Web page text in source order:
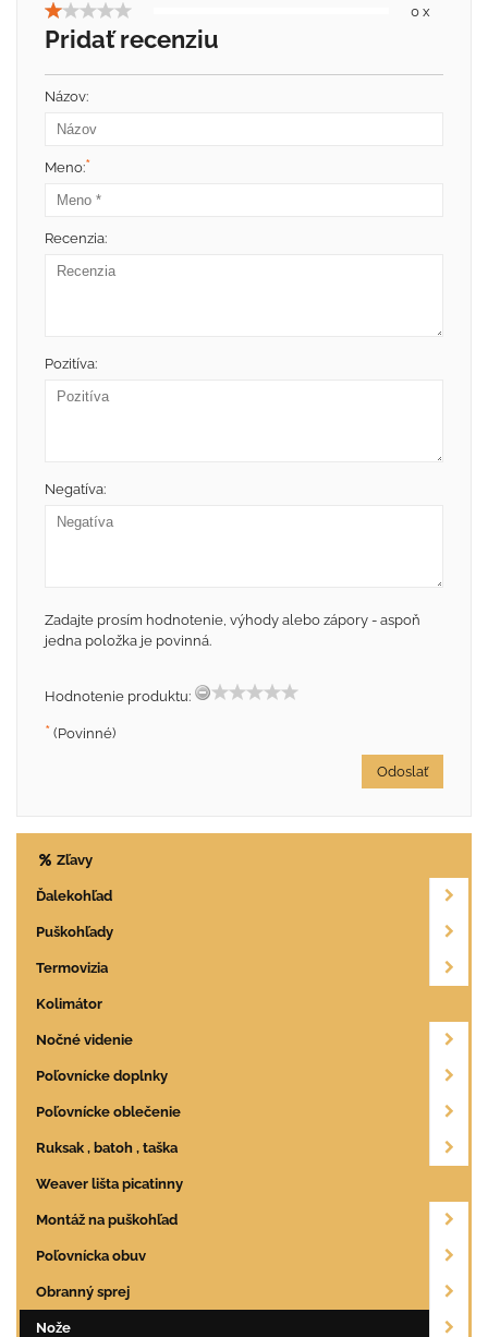
0 x
Pridať recenziu
Názov:
Meno:*
Recenzia:
Pozitíva:
Negatíva:
Zadajte prosím hodnotenie, výhody alebo zápory - aspoň
jedna položka je povinná.
Hodnotenie produktu:
* (Povinné)
Odoslať
Zľavy
Ďalekohľad
Puškohľady
Termovizia
Kolimátor
Nočné videnie
Poľovnícke doplnky
Poľovnícke oblečenie
Ruksak , batoh , taška
Weaver lišta picatinny
Montáž na puškohľad
Poľovnícka obuv
Obranný sprej
Nože